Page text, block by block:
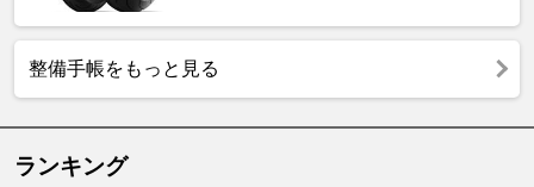
整備手帳をもっと見る
ランキング